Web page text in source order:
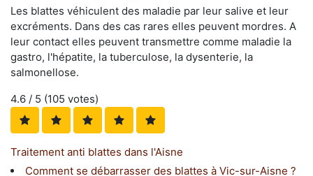
Les blattes véhiculent des maladie par leur salive et leur
excréments. Dans des cas rares elles peuvent mordres. A
leur contact elles peuvent transmettre comme maladie la
gastro, l'hépatite, la tuberculose, la dysenterie, la
salmonellose.
4.6 / 5 (105 votes)
Traitement anti blattes dans l'Aisne
Comment se débarrasser des blattes à Vic-sur-Aisne ?